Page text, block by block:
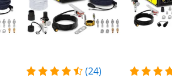
(24)